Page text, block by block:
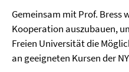
Gemeinsam mit Prof. Bress
Kooperation auszubauen,
Freien Universität die
an geeigneten Kursen der